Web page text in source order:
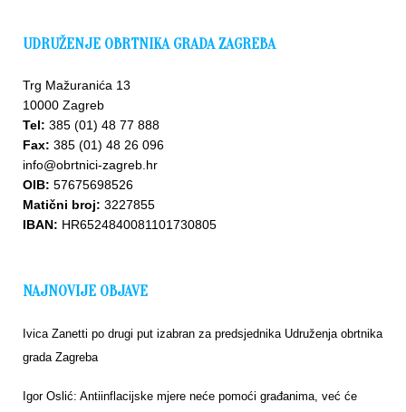
UDRUŽENJE OBRTNIKA GRADA ZAGREBA
Trg Mažuranića 13
10000 Zagreb
Tel: 385 (01) 48 77 888
Fax: 385 (01) 48 26 096
info@obrtnici-zagreb.hr
OIB: 57675698526
Matični broj: 3227855
IBAN: HR6524840081101730805
NAJNOVIJE OBJAVE
Ivica Zanetti po drugi put izabran za predsjednika Udruženja obrtnika
grada Zagreba
Igor Oslić: Antiinflacijske mjere neće pomoći građanima, već će